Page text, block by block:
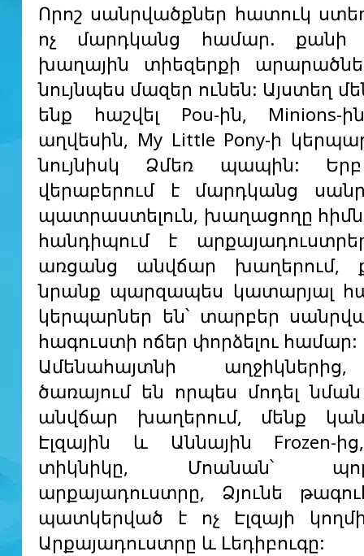
Որոշ սանրվածքներ հատուկ
ոչ մարդկանց համար.
խաղային տիեզերքի
նույնպես մազեր ունեն: Այստեղ
ենք հաշվել Pou-ին, Minions-
աղվեսին, My Little Pony-ի
նույնիսկ Ձմեռ պապին:
վերաբերում է մարդկանց
պատրաստելուն, խաղացողը
հանդիպում է
առցանց անվճար խաղերում,
նրանք պարզապես կատարյալ
կերպարներ են՝ տարբեր
հագուստի ոճեր փորձելու համար:
Ամենահայտնի
ծառայում են որպես մոդել
անվճար խաղերում, մենք
Էլզային և Աննային Frozen-
տիկնիկը, Մոանան՝
արքայադուստրը, Ձյունե
պատկերված է ոչ Էլզայի
Արքայադուստրը և Լեդիբուգը: